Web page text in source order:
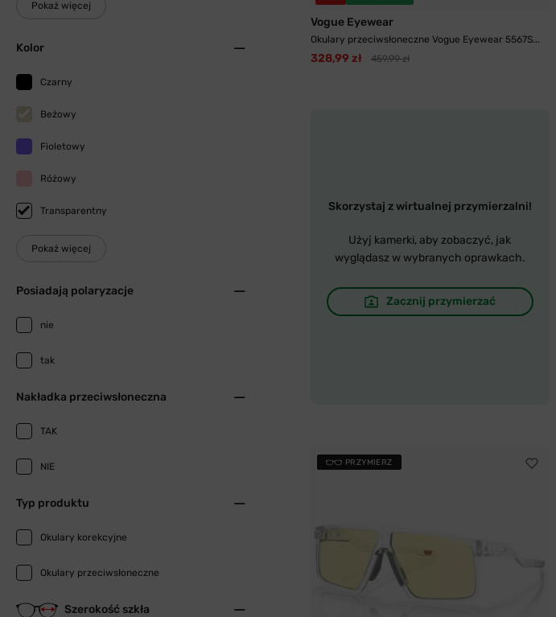
Pokaż więcej
Kolor
Czarny
Beżowy
Fioletowy
Różowy
Transparentny
Pokaż więcej
Posiadają polaryzacje
nie
tak
Nakładka przeciwsłoneczna
TAK
NIE
Typ produktu
Okulary korekcyjne
Okulary przeciwsłoneczne
Szerokość szkła
Vogue Eyewear
Okulary przeciwsłoneczne Vogue Eyewear 5567S...
328,99 zł 459,99 zł
Skorzystaj z wirtualnej przymierzalni!
Użyj kamerki, aby zobaczyć, jak
wyglądasz w wybranych oprawkach.
Zacznij przymierzać
PRZYMIERZ